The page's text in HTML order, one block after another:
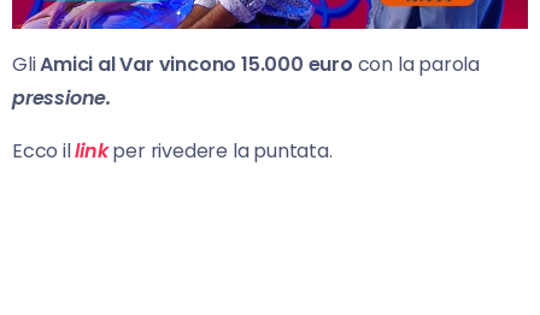
GliAmici al Var vincono 15.000 euro con la parola
pressione.
Ecco illinkper rivedere la puntata.